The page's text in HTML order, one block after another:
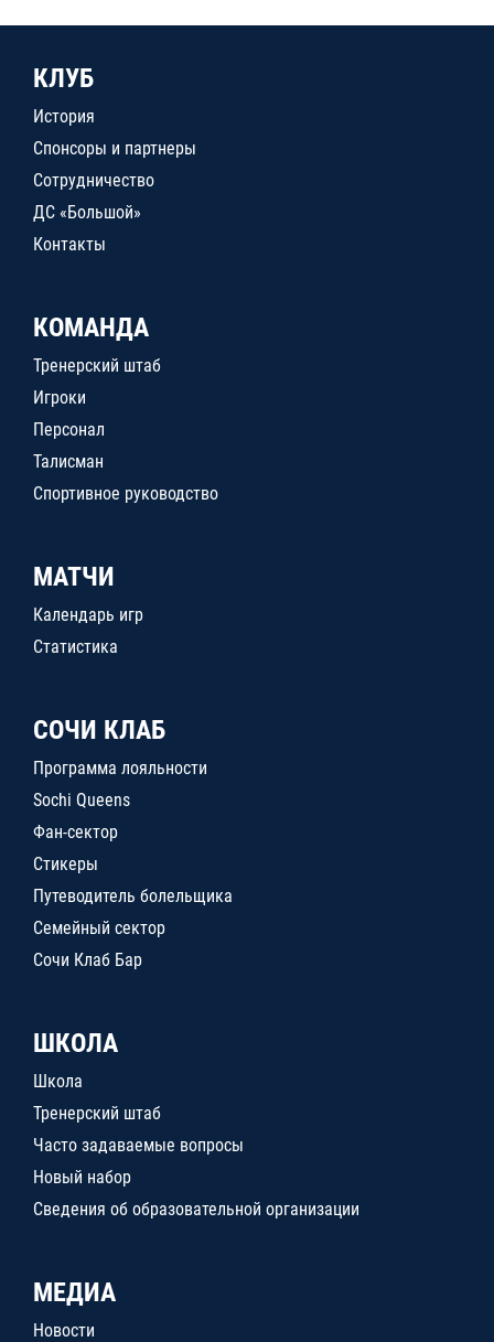
КЛУБ
История
Спонсоры и партнеры
Сотрудничество
ДС «Большой»
Контакты
КОМАНДА
Тренерский штаб
Игроки
Персонал
Талисман
Спортивное руководство
МАТЧИ
Календарь игр
Статистика
СОЧИ КЛАБ
Программа лояльности
Sochi Queens
Фан-сектор
Стикеры
Путеводитель болельщика
Семейный сектор
Сочи Клаб Бар
ШКОЛА
Школа
Тренерский штаб
Часто задаваемые вопросы
Новый набор
Сведения об образовательной организации
МЕДИА
Новости